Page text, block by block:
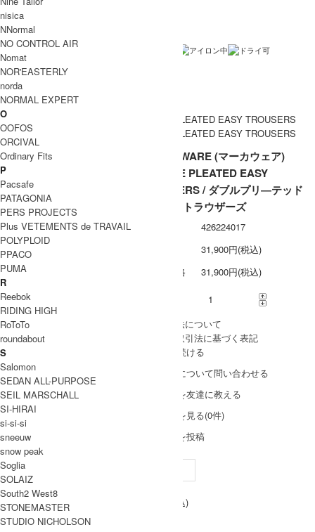
素材
生産国
洗濯表記
裏地 / 透け感
備考
MARKAWARE (マーカウェア)
DOUBLE PLEATED EASY
TROUSERS / ダブルプリ―テッド
イージートラウザーズ
426224017
31,900円(税込)
販売価格
31,900円(税込)
» 採寸方法について
» 特定商取引法に基づく表記
買い物を続ける
この商品について問い合わせる
この商品を友達に教える
レビューを見る(0件)
レビューを投稿
Size 1 31,900円(税込)
31,900円(税込)
nisica
NNormal
NO CONTROL AIR
Nomat
NOR'EASTERLY
norda
NORMAL EXPERT
O
OOFOS
ORCIVAL
Ordinary Fits
P
Pacsafe
PATAGONIA
PERS PROJECTS
Plus VETEMENTS de TRAVAIL
POLYPLOID
PPACO
PUMA
R
Reebok
RIDING HIGH
RoToTo
roundabout
S
Salomon
SEDAN ALL-PURPOSE
SEIL MARSCHALL
SI-HIRAI
si-si-si
sneeuw
snow peak
Soglia
SOLAIZ
South2 West8
STONEMASTER
STUDIO NICHOLSON